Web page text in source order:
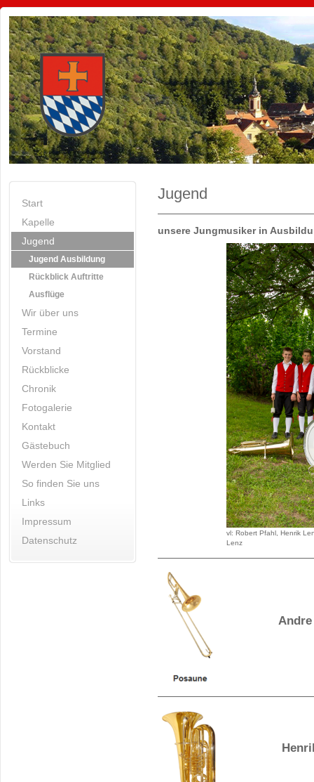
Start
Kapelle
Jugend
Jugend Ausbildung
Rückblick Auftritte
Ausflüge
Wir über uns
Termine
Vorstand
Rückblicke
Chronik
Fotogalerie
Kontakt
Gästebuch
Werden Sie Mitglied
So finden Sie uns
Links
Impressum
Datenschutz
Jugend
unsere Jungmusiker in
vl: Robert Pfahl, Henrik
Lenz
Andre
Henrik